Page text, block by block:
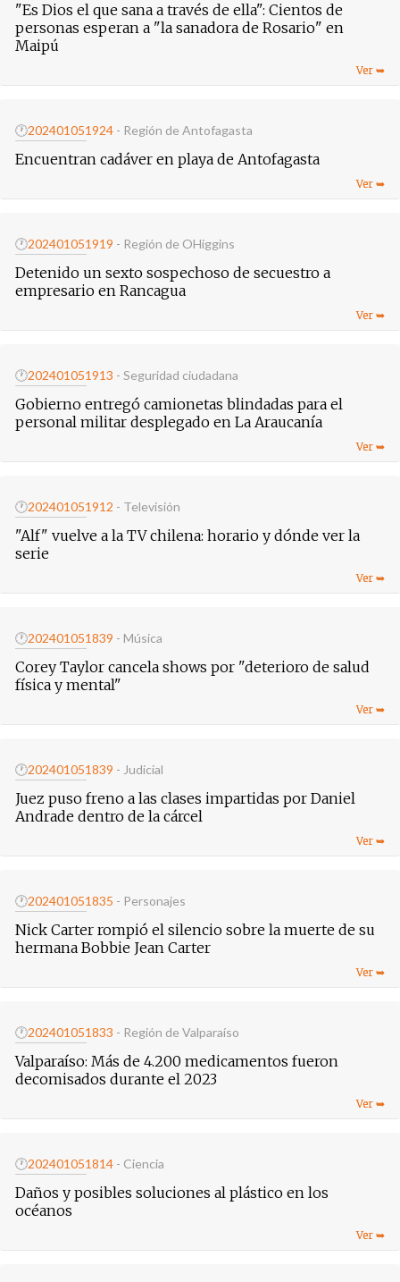
"Es Dios el que sana a través de ella": Cientos de
personas esperan a "la sanadora de Rosario" en
Maipú
🕐202401051924 - Región de Antofagasta
Encuentran cadáver en playa de Antofagasta
🕐202401051919 - Región de OHiggins
Detenido un sexto sospechoso de secuestro a
empresario en Rancagua
🕐202401051913 - Seguridad ciudadana
Gobierno entregó camionetas blindadas para el
personal militar desplegado en La Araucanía
🕐202401051912 - Televisión
"Alf" vuelve a la TV chilena: horario y dónde ver la
serie
🕐202401051839 - Música
Corey Taylor cancela shows por "deterioro de salud
física y mental"
🕐202401051839 - Judicial
Juez puso freno a las clases impartidas por Daniel
Andrade dentro de la cárcel
🕐202401051835 - Personajes
Nick Carter rompió el silencio sobre la muerte de su
hermana Bobbie Jean Carter
🕐202401051833 - Región de Valparaíso
Valparaíso: Más de 4.200 medicamentos fueron
decomisados durante el 2023
🕐202401051814 - Ciencia
Daños y posibles soluciones al plástico en los
océanos